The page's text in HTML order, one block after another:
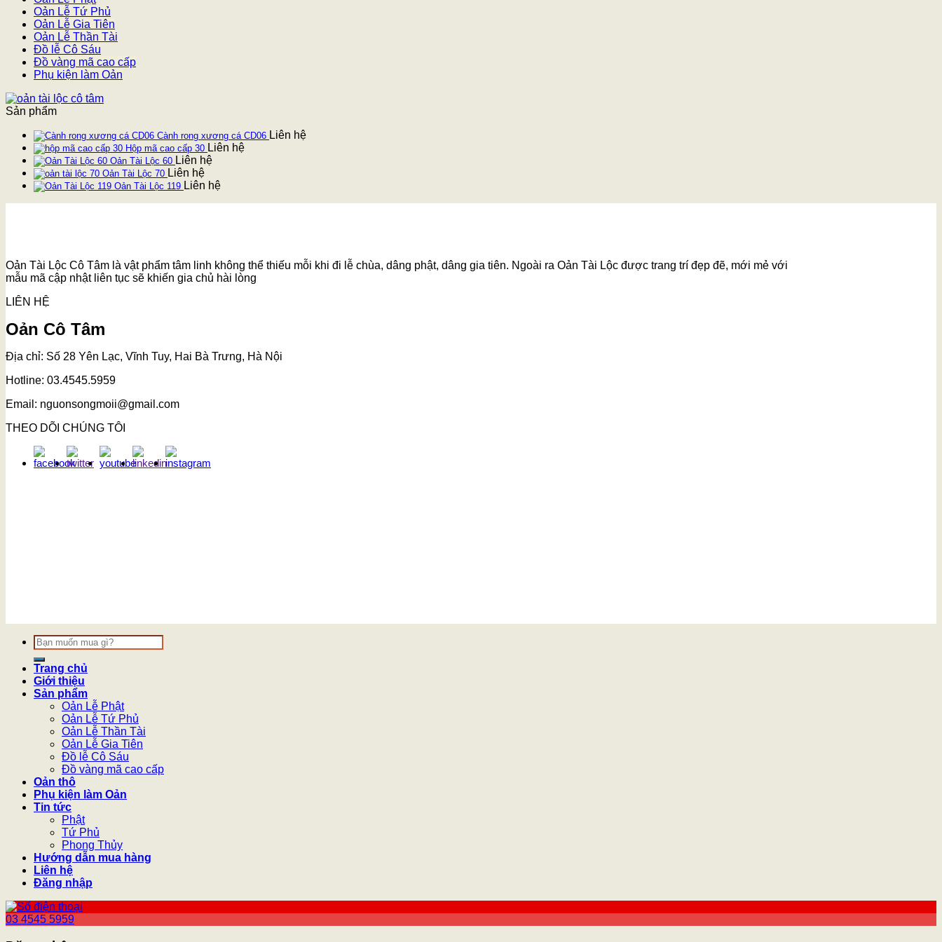
Oản Lễ Tứ Phủ
Oản Lễ Gia Tiên
Oản Lễ Thần Tài
Đồ lễ Cô Sáu
Đồ vàng mã cao cấp
Phụ kiện làm Oản
Sản phẩm
Cành rong xương cá CD06 Liên hệ
Hộp mã cao cấp 30 Liên hệ
Oản Tài Lộc 60 Liên hệ
Oản Tài Lộc 70 Liên hệ
Oản Tài Lộc 119 Liên hệ
Oản Tài Lộc Cô Tâm là vật phẩm tâm linh không thể thiếu mỗi khi đi lễ chùa, dâng phật, dâng gia tiên. Ngoài ra Oản Tài Lộc được trang trí đẹp đẽ, mới mẻ với
mẫu mã cập nhật liên tục sẽ khiến gia chủ hài lòng
LIÊN HỆ
Oản Cô Tâm
Địa chỉ: Số 28 Yên Lạc, Vĩnh Tuy, Hai Bà Trưng, Hà Nội
Hotline: 03.4545.5959
Email: nguonsongmoii@gmail.com
THEO DÕI CHÚNG TÔI
Tìm
kiếm:
Trang chủ
Giới thiệu
Sản phẩm
Oản Lễ Phật
Oản Lễ Tứ Phủ
Oản Lễ Thần Tài
Oản Lễ Gia Tiên
Đồ lễ Cô Sáu
Đồ vàng mã cao cấp
Oản thô
Phụ kiện làm Oản
Tin tức
Phật
Tứ Phủ
Phong Thủy
Hướng dẫn mua hàng
Liên hệ
Đăng nhập
03 4545 5959